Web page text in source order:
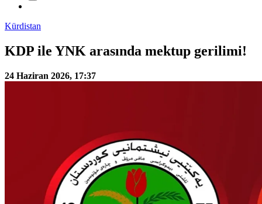
Kürdistan
KDP ile YNK arasında mektup gerilimi!
24 Haziran 2026, 17:37